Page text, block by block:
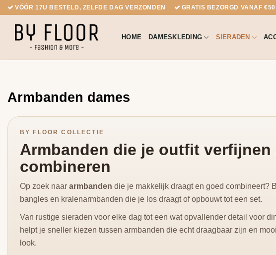
Ga
inhoud
VÓÓR 17U BESTELD, ZELFDE DAG VERZONDEN GRATIS BEZORGD VANAF
HOME DAMESKLEDING SIERADEN
Armbanden dames
BY FLOOR COLLECTIE
Armbanden die je outfit verfijnen
combineren
Op zoek naar armbanden die je makkelijk draagt en goed combineert?
bangles en kralenarmbanden die je los draagt of opbouwt tot een set.
Van rustige sieraden voor elke dag tot een wat opvallender detail voor
helpt je sneller kiezen tussen armbanden die echt draagbaar zijn en
look.